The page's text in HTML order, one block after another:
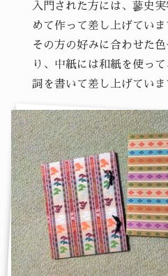
入門された方には、蓼史
めて作って差し上げていま
その方の好みに合わせた
り、中紙には和紙を使っ
詞を書いて差し上げていま